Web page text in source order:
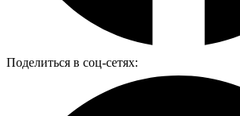
Поделиться в соц-сетях: